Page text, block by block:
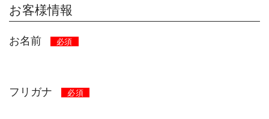
お客様情報
お名前 必須
フリガナ 必須